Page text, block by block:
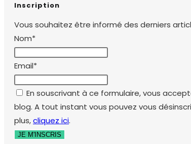
Inscription
Vous souhaitez être informé des derniers
Nom*
Email*
En souscrivant à ce formulaire, vous
blog. A tout instant vous pouvez vous
plus,cliquez ici.